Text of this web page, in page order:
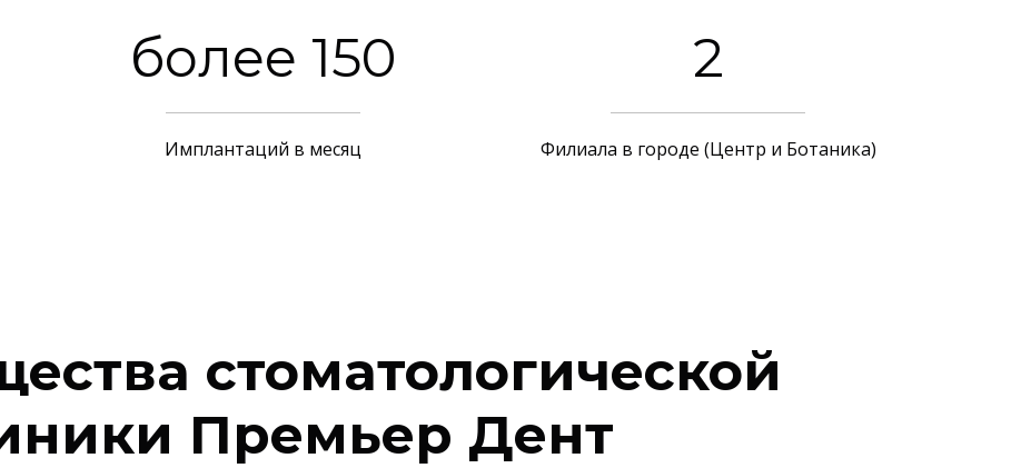
более 150
Имплантаций в месяц
2
Филиала в городе (Центр и Ботаника)
стоматологической
Премьер Дент